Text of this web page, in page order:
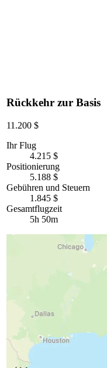
Rückkehr zur Basis
11.200 $
Ihr Flug
4.215 $
Positionierung
5.188 $
Gebühren und Steuern
1.845 $
Gesamtflugzeit
5h 50m